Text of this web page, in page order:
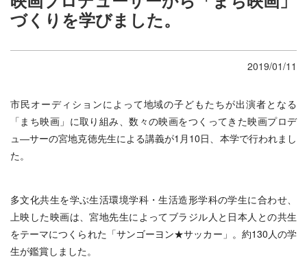
づくりを学びました。
2019/01/11
市民オーディションによって地域の子どもたちが出演者となる
「まち映画」に取り組み、数々の映画をつくってきた映画プロデ
ュ―サーの宮地克徳先生による講義が1月10日、本学で行われまし
た。
多文化共生を学ぶ生活環境学科・生活造形学科の学生に合わせ、
上映した映画は、宮地先生によってブラジル人と日本人との共生
をテーマにつくられた「サンゴーヨン★サッカー」。約130人の学
生が鑑賞しました。